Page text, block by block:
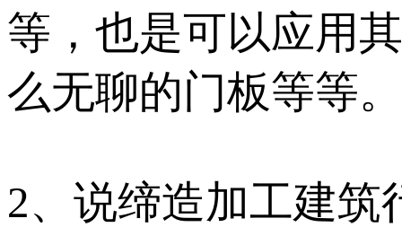
等，也是可以应用
么无聊的门板等等。
2、说缔造加工建